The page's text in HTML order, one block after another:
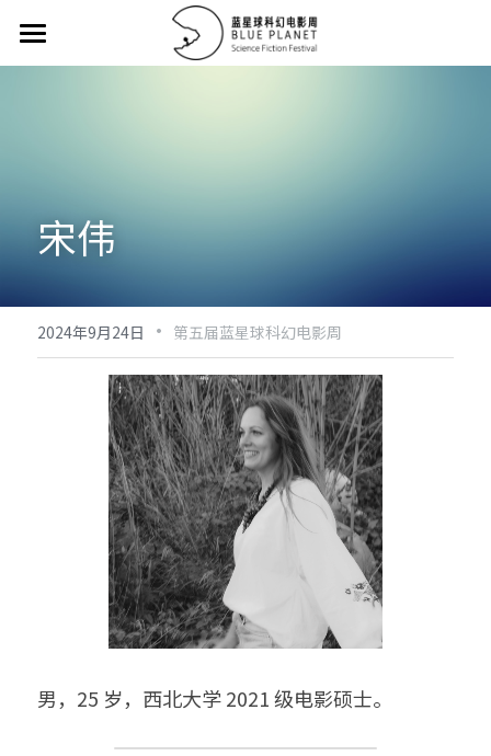
首页 / Home
主竞赛单元荣誉名单/Main Competition Hono
32强 / Top 32
评委名单 / Juries
历届作品 / Portfolio
提交作品 / Submission
视频 / Videos
组织架构 / Organization
关于 / About
宋伟
2024年9月24日 · 第五届蓝星球科幻电影周
男，25 岁，西北大学 2021 级电影硕士。